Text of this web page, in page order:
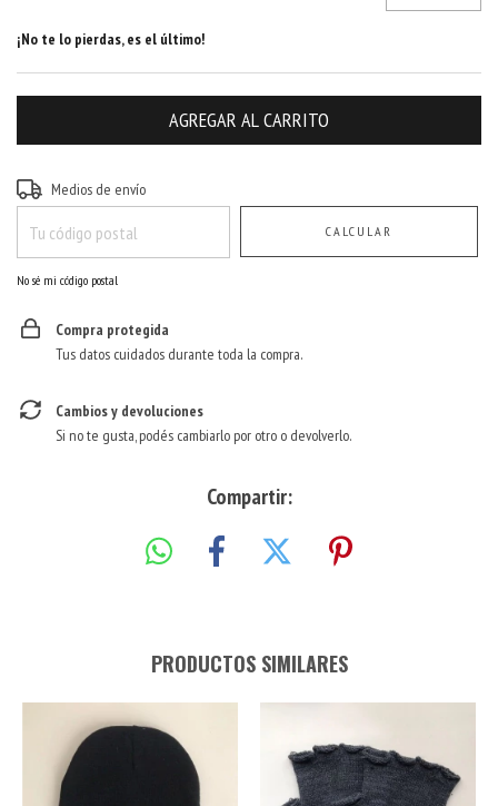
¡No te lo pierdas, es el último!
Entregas para el CP:
Medios de envío
CALCULAR
No sé mi código postal
Compra protegida
Tus datos cuidados durante toda la compra.
Cambios y devoluciones
Si no te gusta, podés cambiarlo por otro o devolverlo.
Compartir:
PRODUCTOS SIMILARES